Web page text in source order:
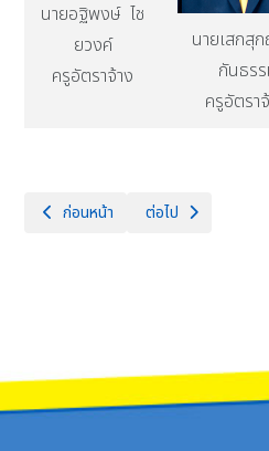
นายอฐิพงษ์ ไช
ยวงค์
ครูอัตราจ้าง
นายเสกสุ
กันธร
ครูอัตรา
เนื้อหาก่อนหน้า: กลุ่มสาระการเรียนรู้ศิลป
ก่อนหน้า เนื้อหาถัดไป: กลุ่มส
ต่อไป